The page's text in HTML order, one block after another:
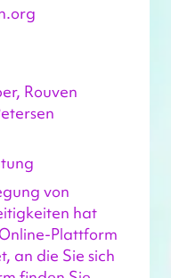
Rouven
von
hat
Plattform
an die Sie sich